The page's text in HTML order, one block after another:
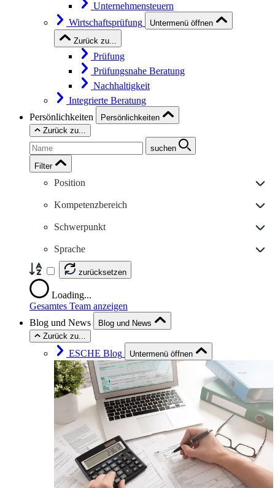
Unternehmensteuern
Wirtschaftsprüfung
Untermenü öffnen
Zurück zu...
Prüfung
Prüfungsnahe Beratung
Nachhaltigkeit
Integrierte Beratung
Persönlichkeiten
Persönlichkeiten
Zurück zu...
suchen
Filter
Position
Kompetenzbereich
Schwerpunkt
Sprache
zurücksetzen
Loading...
Gesamtes Team anzeigen
Blog und News
Blog und News
Zurück zu...
ESCHE Blog Untermenü öffnen